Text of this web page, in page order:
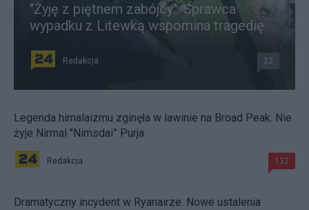
"Żyję z piętnem zabójcy". Sprawca
wypadku z Litewką wspomina tragedię
Redakcja 22
Legenda himalaizmu zginęła w lawinie na Broad Peak. Nie
żyje Nirmal "Nimsdai” Purja
Redakcja 132
Dramatyczny incydent w Ryanairze. Nowe ustalenia